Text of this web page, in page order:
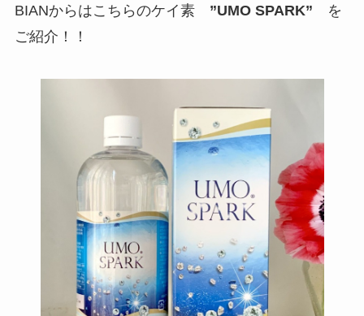
BIANからはこちらのケイ素 ”UMO SPARK”
を
ご紹介！！